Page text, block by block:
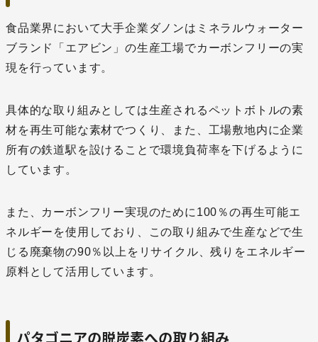
食品業界において大手企業ダノンはミネラルウォーター
ブランド「エアビン」の生産工場でカーボンフリーの実
現を行っています。
具体的な取り組みとしては生産されるペットボトルの素
材を再生可能な素材でつくり、また、工場敷地内に企業
所有の鉄道駅を設けることで環境負荷率を下げるように
しています。
また、カーボンフリー実現のために100％の再生可能エ
ネルギーを使用しており、この取り組みで生産などで生
じる廃棄物の90％以上をリサイクル、残りをエネルギー
原料として活用しています。
パタゴニアの脱炭素への取り組み